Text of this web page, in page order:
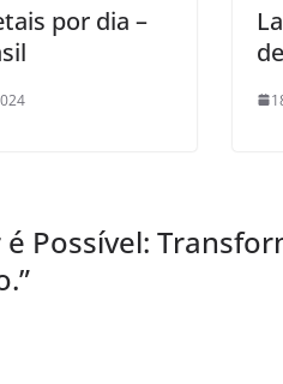
por dia –
Possível:
”